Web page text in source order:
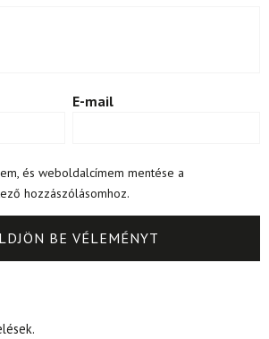
E-mail
és weboldalcímem mentése a
hozzászólásomhoz.